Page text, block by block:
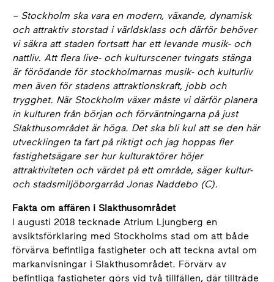
– Stockholm ska vara en modern, växande, dynamisk
och attraktiv storstad i världsklass och därför behöver
vi säkra att staden fortsatt har ett levande musik- och
nattliv. Att flera live- och kulturscener tvingats stänga
är förödande för stockholmarnas musik- och kulturliv
men även för stadens attraktionskraft, jobb och
trygghet. När Stockholm växer måste vi därför planera
in kulturen från början och förväntningarna på just
Slakthusområdet är höga. Det ska bli kul att se den här
utvecklingen ta fart på riktigt och jag hoppas fler
fastighetsägare ser hur kulturaktörer höjer
attraktiviteten och värdet på ett område, säger kultur-
och stadsmiljöborgarråd Jonas Naddebo (C).
Fakta om affären i Slakthusområdet
I augusti 2018 tecknade Atrium Ljungberg en
avsiktsförklaring med Stockholms stad om att både
förvärva befintliga fastigheter och att teckna avtal om
markanvisningar i Slakthusområdet. Förvärv av
befintliga fastigheter görs vid två tillfällen, där tillträde